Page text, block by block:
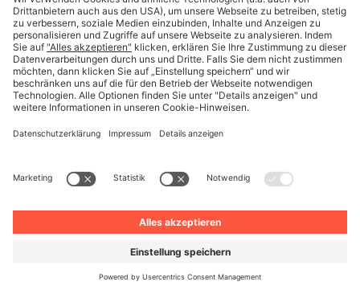
Durch unsere europaweite Präsenz sind wir der
ideale Partner für Unternehmen, die eine
digitale Beschaffungslösung an mehreren
Standorten und in verschiedenen Abteilungen
Bedarfe zu decken, und stellen sicher, dass all
unsere Lieferanten geprüft sind. So wissen Sie
immer, dass Sie Ihre Compliance-Vorgaben
einhalten.